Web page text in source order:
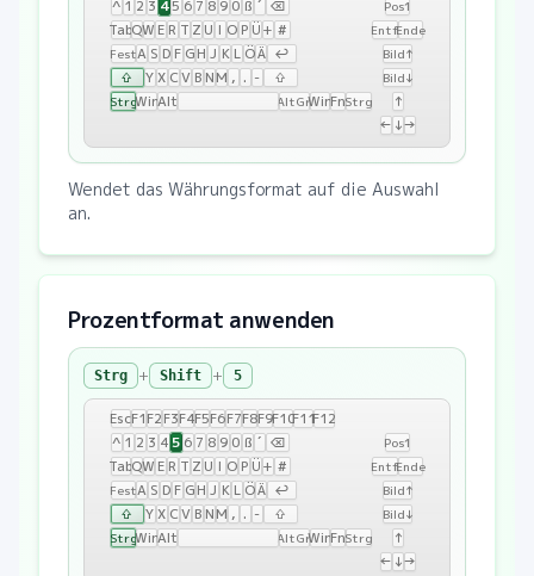
^ 1 2 3 45 6 7 8 9 0 ß ´ ⌫
TabQWE R T Z U I OP Ü+ #
FestA S D F GH J K L ÖÄ ↩
⇧
Y X CVBNM , . - ⇧
StrgWinAlt AltGrWinFnStrg
Pos1
EntfEnde
Bild↑
Bild↓
↑
← ↓→
Wendet das Währungsformat auf die Auswahl
an.
Prozentformat anwenden
Strg + Shift + 5
EscF1F2F3F4F5F6F7F8F9F10F11F12
^ 1 2 3 45 6 7 8 9 0 ß ´ ⌫
TabQWE R T Z U I OP Ü+ #
FestA S D F GH J K L ÖÄ ↩
⇧
Y X CVBNM , . - ⇧
StrgWinAlt AltGrWinFnStrg
Pos1
EntfEnde
Bild↑
Bild↓
↑
← ↓→